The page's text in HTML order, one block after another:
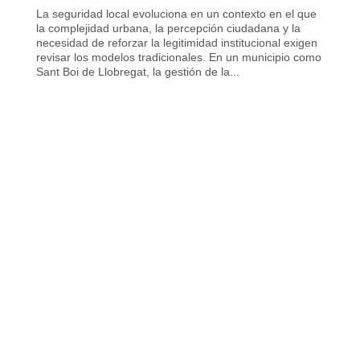
La seguridad local evoluciona en un contexto en el que
la complejidad urbana, la percepción ciudadana y la
necesidad de reforzar la legitimidad institucional exigen
revisar los modelos tradicionales. En un municipio como
Sant Boi de Llobregat, la gestión de la...